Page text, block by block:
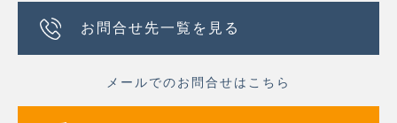
お問合せ先一覧を見る
メールでのお問合せはこちら